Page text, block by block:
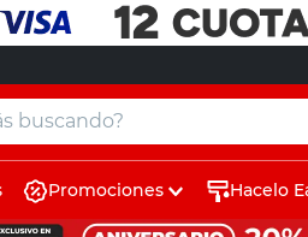
Promociones Hacelo